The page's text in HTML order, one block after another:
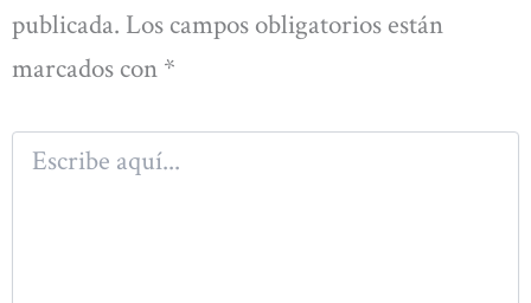
publicada. Los campos obligatorios están
marcados con *
Escribe
aquí...